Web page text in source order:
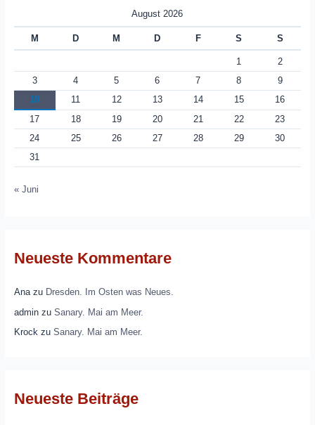
August 2026
M D M D F S S
1
2
3
4 5 6 7 8
9
10
11 12 13 14 15
16
17
18 19 20 21 22
23
24
25 26 27 28 29
30
31
« Juni
Neueste Kommentare
Anazu Dresden. Im Osten was Neues.
adminzu Sanary. Mai am Meer.
Krockzu Sanary. Mai am Meer.
Neueste Beiträge